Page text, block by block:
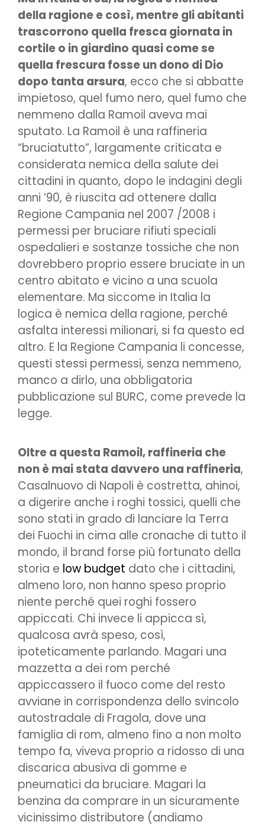
della ragione e così, mentre gli abitanti
trascorrono quella fresca giornata in
cortile o in giardino quasi come se
quella frescura fosse un dono di Dio
dopo tanta arsura, ecco che si abbatte
impietoso, quel fumo nero, quel fumo che
nemmeno dalla Ramoil aveva mai
sputato. La Ramoil è una raffineria
“bruciatutto”, largamente criticata e
considerata nemica della salute dei
cittadini in quanto, dopo le indagini degli
anni ’90, è riuscita ad ottenere dalla
Regione Campania nel 2007 /2008 i
permessi per bruciare rifiuti speciali
ospedalieri e sostanze tossiche che non
dovrebbero proprio essere bruciate in un
centro abitato e vicino a una scuola
elementare. Ma siccome in Italia la
logica è nemica della ragione, perché
asfalta interessi milionari, si fa questo ed
altro. E la Regione Campania li concesse,
questi stessi permessi, senza nemmeno,
manco a dirlo, una obbligatoria
pubblicazione sul BURC, come prevede la
legge.
Oltre a questa Ramoil, raffineria che
non è mai stata davvero una raffineria,
Casalnuovo di Napoli è costretta, ahinoi,
a digerire anche i roghi tossici, quelli che
sono stati in grado di lanciare la Terra
dei Fuochi in cima alle cronache di tutto il
mondo, il brand forse più fortunato della
storia e low budget dato che i cittadini,
almeno loro, non hanno speso proprio
niente perché quei roghi fossero
appiccati. Chi invece li appicca sì,
qualcosa avrà speso, così,
ipoteticamente parlando. Magari una
mazzetta a dei rom perché
appiccassero il fuoco come del resto
avviane in corrispondenza dello svincolo
autostradale di Fragola, dove una
famiglia di rom, almeno fino a non molto
tempo fa, viveva proprio a ridosso di una
discarica abusiva di gomme e
pneumatici da bruciare. Magari la
benzina da comprare in un sicuramente
vicinissimo distributore (andiamo